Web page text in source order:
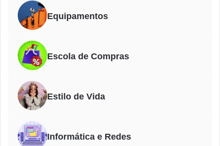
Equipamentos
Escola de Compras
Estilo de Vida
Informática e Redes